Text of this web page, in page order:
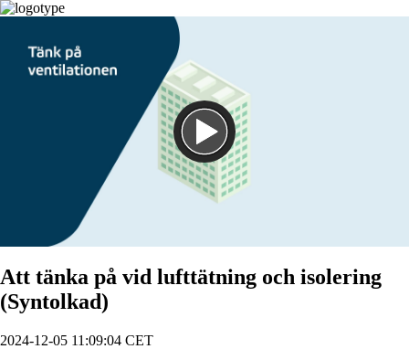
Spela
Att tänka på vid lufttätning och isolering
(Syntolkad)
2024-12-05 11:09:04 CET